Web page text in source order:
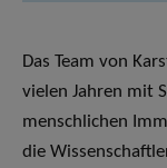
Das Team von
vielen Jahren mit
menschlichen
die